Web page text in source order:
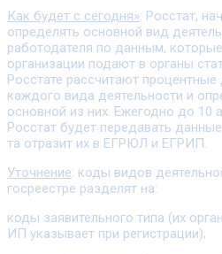
Как будет с сегодня»: Росстат,
определять основной вид
работодателя по данным,
организации подают в органы
Росстате рассчитают процентные
каждого вида деятельности и
основной из них. Ежегодно до 10
Росстат будет передавать
та отразит их в ЕГРЮЛ и ЕГРИП.
Уточнение: коды видов
госреестре разделят на:
коды заявительного типа (их
ИП указывает при регистрации);